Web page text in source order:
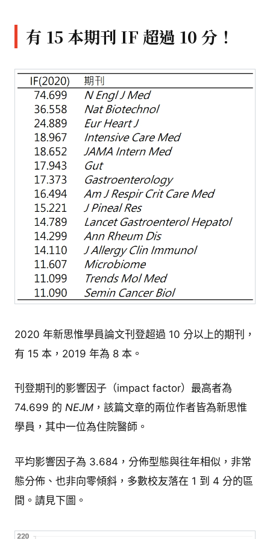
有 15 本期刊 IF 超過 10 分！
2020 年新思惟學員論文刊登超過 10 分以上的期刊，
有 15 本，2019 年為 8 本。
刊登期刊的影響因子（impact factor）最高者為
74.699 的 NEJM ，該篇文章的兩位作者皆為新思惟
學員，其中一位為住院醫師。
平均影響因子為 3.684，分佈型態與往年相似，非常
態分佈、也非向零傾斜，多數校友落在 1 到 4 分的區
間。請見下圖。